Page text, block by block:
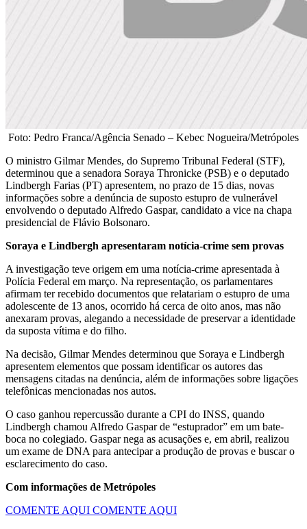
Foto: Pedro Franca/Agência Senado – Kebec Nogueira/Metrópoles
O ministro Gilmar Mendes, do Supremo Tribunal Federal (STF),
determinou que a senadora Soraya Thronicke (PSB) e o deputado
Lindbergh Farias (PT) apresentem, no prazo de 15 dias, novas
informações sobre a denúncia de suposto estupro de vulnerável
envolvendo o deputado Alfredo Gaspar, candidato a vice na chapa
presidencial de Flávio Bolsonaro.
Soraya e Lindbergh apresentaram notícia-crime sem provas
A investigação teve origem em uma notícia-crime apresentada à
Polícia Federal em março. Na representação, os parlamentares
afirmam ter recebido documentos que relatariam o estupro de uma
adolescente de 13 anos, ocorrido há cerca de oito anos, mas não
anexaram provas, alegando a necessidade de preservar a identidade
da suposta vítima e do filho.
Na decisão, Gilmar Mendes determinou que Soraya e Lindbergh
apresentem elementos que possam identificar os autores das
mensagens citadas na denúncia, além de informações sobre ligações
telefônicas mencionadas nos autos.
O caso ganhou repercussão durante a CPI do INSS, quando
Lindbergh chamou Alfredo Gaspar de “estuprador” em um bate-
boca no colegiado. Gaspar nega as acusações e, em abril, realizou
um exame de DNA para antecipar a produção de provas e buscar o
esclarecimento do caso.
Com informações de Metrópoles
COMENTE AQUI COMENTE AQUI